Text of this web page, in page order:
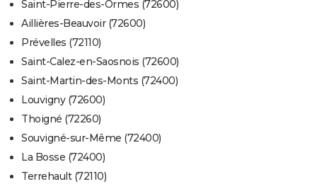
Saint-Pierre-des-Ormes (72600)
Aillières-Beauvoir (72600)
Prévelles (72110)
Saint-Calez-en-Saosnois (72600)
Saint-Martin-des-Monts (72400)
Louvigny (72600)
Thoigné (72260)
Souvigné-sur-Même (72400)
La Bosse (72400)
Terrehault (72110)